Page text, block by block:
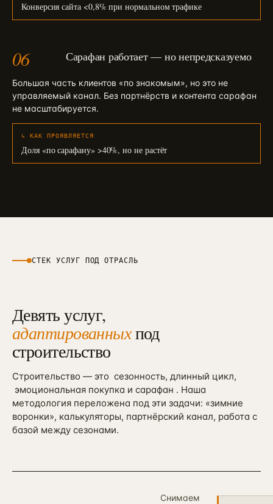
Конверсия сайта <0,8% при нормальном трафике
06 Сарафан работает — но непредсказуемо
Большая часть клиентов «по знакомым», но это не
управляемый канал. Без партнёрств и контента сарафан
не масштабируется.
↳ КАК ПРОЯВЛЯЕТСЯ
Доля «по сарафану» >40%, но не растёт
СТЕК УСЛУГ ПОД ОТРАСЛЬ
Девять услуг,
адаптированныхпод
строительство
Строительство — это сезонность, длинный цикл,
эмоциональная покупка и сарафан . Наша
методология переложена под эти задачи: «зимние
воронки», калькуляторы, партнёрский канал, работа с
базой между сезонами.
Снимаем